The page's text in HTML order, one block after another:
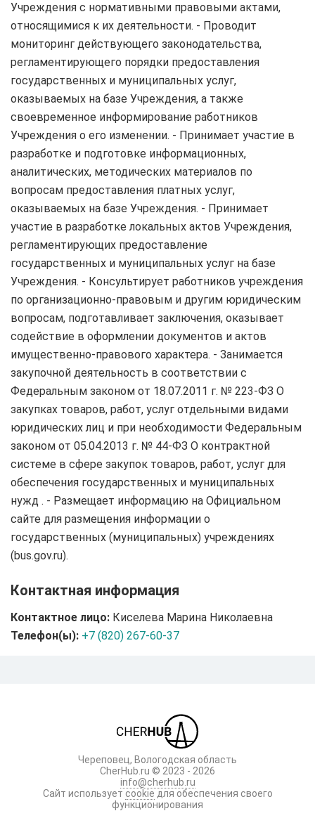
Учреждения с нормативными правовыми актами,
относящимися к их деятельности. - Проводит
мониторинг действующего законодательства,
регламентирующего порядки предоставления
государственных и муниципальных услуг,
оказываемых на базе Учреждения, а также
своевременное информирование работников
Учреждения о его изменении. - Принимает участие в
разработке и подготовке информационных,
аналитических, методических материалов по
вопросам предоставления платных услуг,
оказываемых на базе Учреждения. - Принимает
участие в разработке локальных актов Учреждения,
регламентирующих предоставление
государственных и муниципальных услуг на базе
Учреждения. - Консультирует работников учреждения
по организационно-правовым и другим юридическим
вопросам, подготавливает заключения, оказывает
содействие в оформлении документов и актов
имущественно-правового характера. - Занимается
закупочной деятельность в соответствии с
Федеральным законом от 18.07.2011 г. № 223-ФЗ О
закупках товаров, работ, услуг отдельными видами
юридических лиц и при необходимости Федеральным
законом от 05.04.2013 г. № 44-ФЗ О контрактной
системе в сфере закупок товаров, работ, услуг для
обеспечения государственных и муниципальных
нужд . - Размещает информацию на Официальном
сайте для размещения информации о
государственных (муниципальных) учреждениях
(bus.gov.ru).
Контактная информация
Контактное лицо: Киселева Марина Николаевна
Телефон(ы): +7 (820) 267-60-37
Череповец, Вологодская область
CherHub.ru © 2023 - 2026
info@cherhub.ru
Сайт использует cookie для обеспечения своего
функционирования